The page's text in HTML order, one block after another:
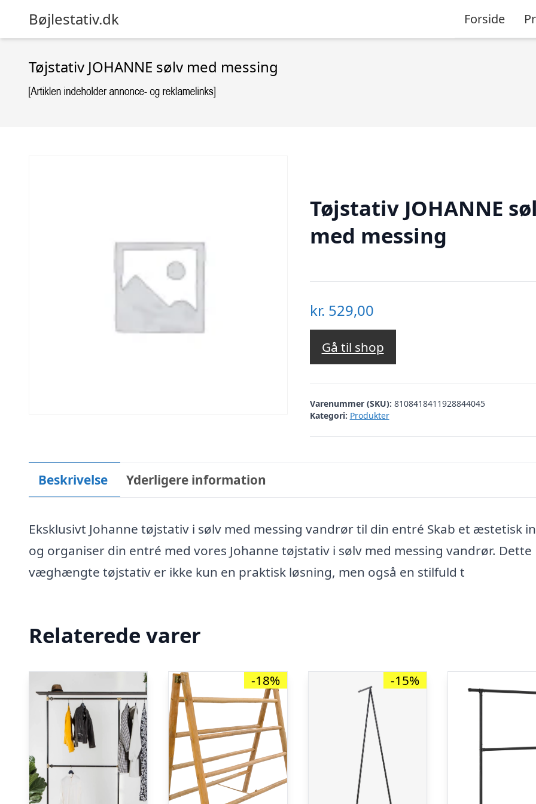
Bøjlestativ.dk Forside
Tøjstativ JOHANNE sølv med messing
Tøjstativ JOHANNE
med messing
kr. 529,00
Gå til shop
Varenummer (SKU): 8108418411928844045
Kategori: Produkter
Beskrivelse Yderligere information
Eksklusivt Johanne tøjstativ i sølv med messing vandrør til din entré Skab et æstetisk
og organiser din entré med vores Johanne tøjstativ i sølv med messing vandrør. Dette
væghængte tøjstativ er ikke kun en praktisk løsning, men også en stilfuld t
Relaterede varer
-18% -15%